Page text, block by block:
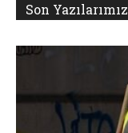
Son Yazılarımız